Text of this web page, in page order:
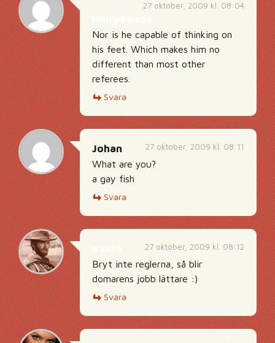
27 oktober, 2009 kl. 08:04
Nor is he capable of thinking on
his feet. Which makes him no
different than most other
referees.
Svara
27 oktober, 2009 kl. 08:11
Johan
What are you?
a gay fish
Svara
27 oktober, 2009 kl. 08:12
Bryt inte reglerna, så blir
domarens jobb lättare :)
Svara